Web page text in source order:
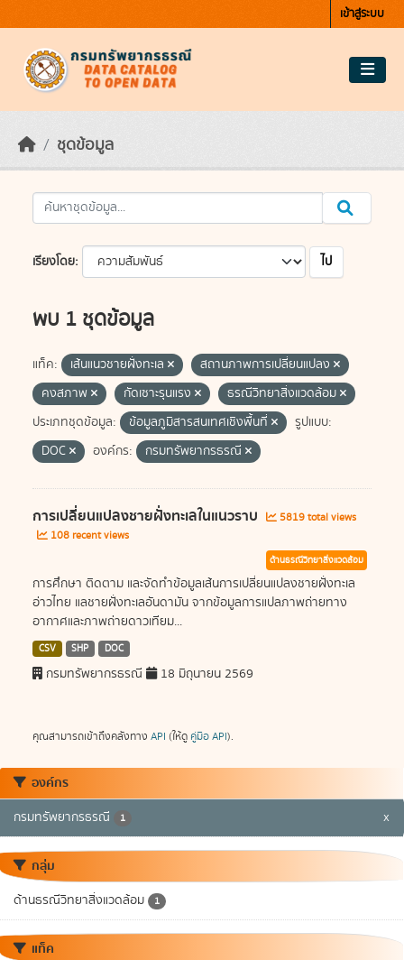
เข้าสู่ระบบ
ชุดข้อมูล
องค์กร
กรมทรัพยากรธรณี 1 x
กลุ่ม
ด้านธรณีวิทยาสิ่งแวดล้อม 1
แท็ค
เรียงโดย ไป
พบ 1 ชุดข้อมูล
แท็ค: เส้นแนวชายฝั่งทะเล
สถานภาพการเปลี่ยนแปลง
คงสภาพ
กัดเซาะรุนแรง
ธรณีวิทยาสิ่งแวดล้อม
ประเภทชุดข้อมูล:
ข้อมูลภูมิสารสนเทศเชิงพื้นที่
รูปแบบ:
DOC
องค์กร: กรมทรัพยากรธรณี
การเปลี่ยนแปลงชายฝั่งทะเลในแนวราบ
5819 total views
108 recent views
ด้านธรณีวิทยาสิ่งแวดล้อม
การศึกษา ติดตาม และจัดทำข้อมูลเส้นการเปลี่ยนแปลงชายฝั่งทะเล
อ่าวไทย แลชายฝั่งทะเลอันดามัน จากข้อมูลการแปลภาพถ่ายทาง
อากาศและภาพถ่ายดาวเทียม...
CSV SHP DOC
กรมทรัพยากรธรณี 18 มิถุนายน 2569
คุณสามารถเข้าถึงคลังทาง API (ให้ดู คู่มือ API).